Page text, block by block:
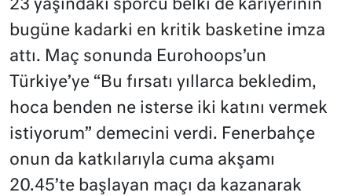
23 yaşındaki sporcu belki de kariyerinin
bugüne kadarki en kritik basketine imza
attı. Maç sonunda Eurohoops’un
Türkiye’ye “Bu fırsatı yıllarca bekledim,
hoca benden ne isterse iki katını vermek
istiyorum” demecini verdi. Fenerbahçe
onun da katkılarıyla cuma akşamı
20.45’te başlayan maçı da kazanarak